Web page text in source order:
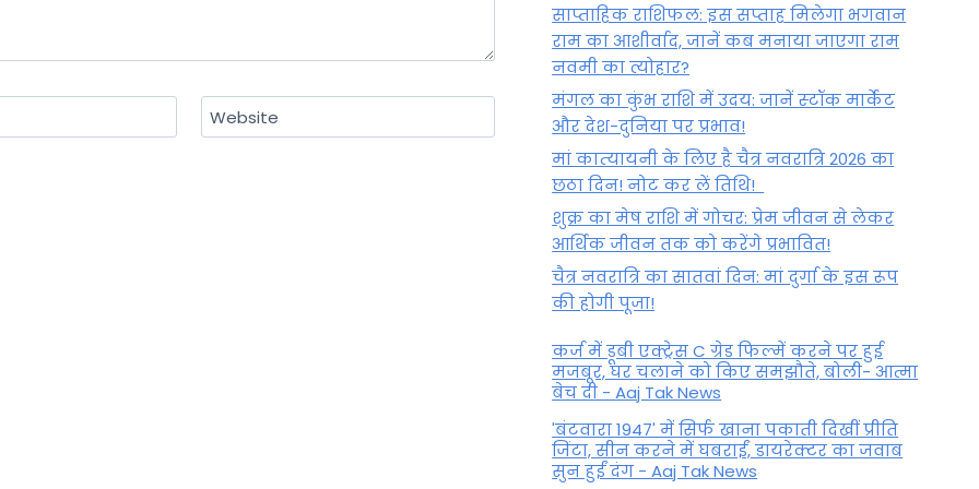
Website
साप्ताहिक राशिफल: इस सप्ताह मिलेगा भगवान
राम का आशीर्वाद, जानें कब मनाया जाएगा राम
नवमी का त्योहार?
मंगल का कुंभ राशि में उदय: जानें स्‍टॉक मार्केट
और देश-दुनिया पर प्रभाव!
मां कात्‍यायनी के लिए है चैत्र नवरात्रि 2026 का
छठा दिन! नोट कर लें तिथि!
शुक्र का मेष राशि में गोचर: प्रेम जीवन से लेकर
आर्थिक जीवन तक को करेंगे प्रभावित!
चैत्र नवरात्रि का सातवां दिन: मां दुर्गा के इस रूप
की होगी पूजा!
कर्ज में डूबी एक्ट्रेस C ग्रेड फिल्में करने पर हुई
मजबूर, घर चलाने को किए समझौते, बोली- आत्मा
बेच दी - Aaj Tak News
'बंटवारा 1947' में सिर्फ खाना पकाती दिखीं प्रीति
जिंटा, सीन करने में घबराईं, डायरेक्टर का जवाब
सुन हुईं दंग - Aaj Tak News